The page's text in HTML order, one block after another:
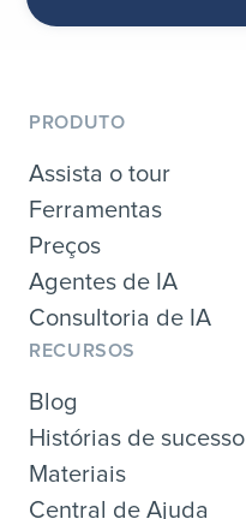
PRODUTO
Assista o tour
Ferramentas
Preços
Agentes de IA
Consultoria de IA
RECURSOS
Blog
Histórias de sucesso
Materiais
Central de Ajuda